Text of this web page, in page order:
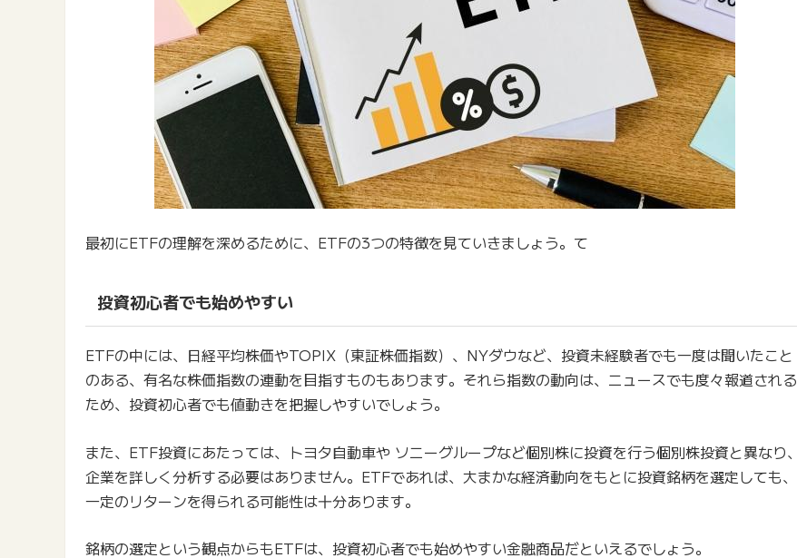
最初にETFの理解を深めるために、ETFの3つの特徴を見ていきましょう。て
投資初心者でも始めやすい
ETFの中には、日経平均株価やTOPIX（東証株価指数）、NYダウなど、投資未経験者でも一度は聞いたこと
のある、有名な株価指数の連動を目指すものもあります。それら指数の動向は、ニュースでも度々報道される
ため、投資初心者でも値動きを把握しやすいでしょう。
また、ETF投資にあたっては、トヨタ自動車や ソニーグループなど個別株に投資を行う個別株投資と異なり、
企業を詳しく分析する必要はありません。ETFであれば、大まかな経済動向をもとに投資銘柄を選定しても、
一定のリターンを得られる可能性は十分あります。
銘柄の選定という観点からもETFは、投資初心者でも始めやすい金融商品だといえるでしょう。